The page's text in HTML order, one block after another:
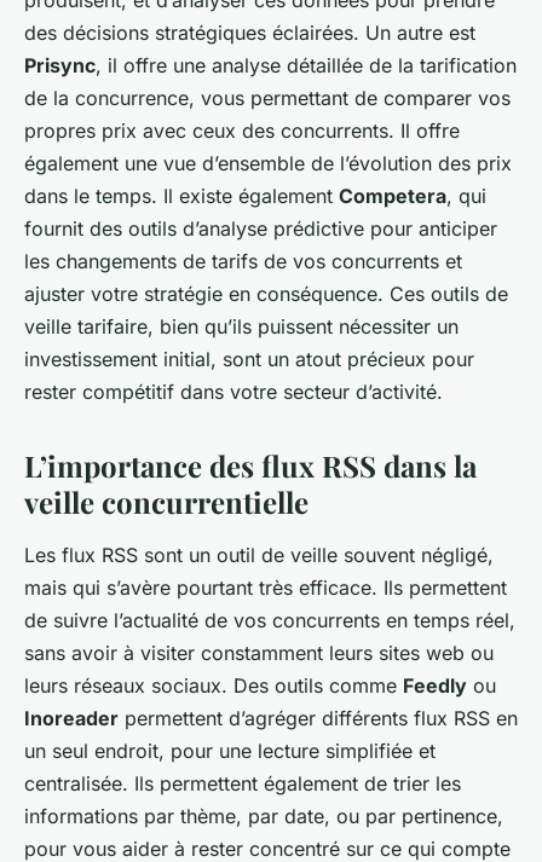
des décisions stratégiques éclairées. Un autre est
Prisync, il offre une analyse détaillée de la tarification
de la concurrence, vous permettant de comparer vos
propres prix avec ceux des concurrents. Il offre
également une vue d’ensemble de l’évolution des prix
dans le temps. Il existe également Competera, qui
fournit des outils d’analyse prédictive pour anticiper
les changements de tarifs de vos concurrents et
ajuster votre stratégie en conséquence. Ces outils de
veille tarifaire, bien qu’ils puissent nécessiter un
investissement initial, sont un atout précieux pour
rester compétitif dans votre secteur d’activité.
L’importance des flux RSS dans la
veille concurrentielle
Les flux RSS sont un outil de veille souvent négligé,
mais qui s’avère pourtant très efficace. Ils permettent
de suivre l’actualité de vos concurrents en temps réel,
sans avoir à visiter constamment leurs sites web ou
leurs réseaux sociaux. Des outils comme Feedly ou
Inoreader permettent d’agréger différents flux RSS en
un seul endroit, pour une lecture simplifiée et
centralisée. Ils permettent également de trier les
informations par thème, par date, ou par pertinence,
pour vous aider à rester concentré sur ce qui compte